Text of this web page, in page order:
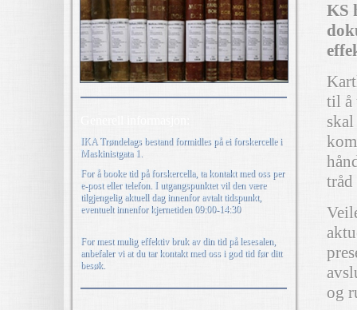
IKA Trøndelags bestand formidles på ei forskercelle i
Maskinistgata 1.
For å booke tid på forskercella, ta kontakt med oss per
e-post eller telefon. I utgangspunktet vil den være
tilgjengelig aktuell dag innenfor avtalt tidspunkt,
eventuelt innenfor kjernetiden 09:00-14:30
For mest mulig effektiv bruk av din tid på lesesalen,
anbefaler vi at du tar kontakt med oss i god tid før ditt
besøk.
KS
til å
tråd
og